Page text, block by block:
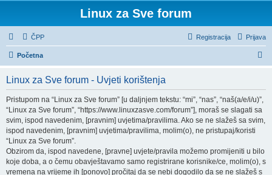
Linux za Sve forum
ČPP Prijava
Registracija
Početna
Linux za Sve forum - Uvjeti korištenja
Pristupom na “Linux za Sve forum” [u daljnjem tekstu: “mi”, “nas”, “naš(a/e/i/u)”,
“Linux za Sve forum”, “https://www.linuxzasve.com/forum”], moraš se slagati sa
svim, ispod navedenim, [pravnim] uvjetima/pravilima. Ako se ne slažeš sa svim,
ispod navedenim, [pravnim] uvjetima/pravilima, molim(o), ne pristupaj/koristi
“Linux za Sve forum”.
Obzirom da, ispod navedene, [pravne] uvjete/pravila možemo promijeniti u bilo
koje doba, a o čemu obavještavamo samo registrirane korisnike/ce, molim(o), s
vremena na vrijeme ih [ponovo] pročitaj da se nebi dogodilo da se ne slažeš s